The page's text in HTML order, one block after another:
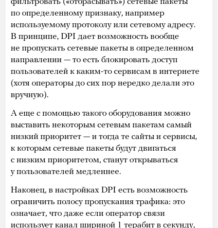
по определенному признаку, например
используемому протоколу или сетевому адресу.
В принципе, DPI дает возможность вообще
не пропускать сетевые пакеты в определенном
направлении — то есть блокировать доступ
пользователей к каким-то сервисам в интернете
(хотя операторы до сих пор нередко делали это
вручную).
А еще с помощью такого оборудования можно
выставить некоторым сетевым пакетам самый
низкий приоритет — и тогда те сайты и сервисы,
к которым сетевые пакеты будут двигаться
с низким приоритетом, станут открываться
у пользователей медленнее.
Наконец, в настройках DPI есть возможность
ограничить полосу пропускания трафика: это
означает, что даже если оператор связи
использует канал шириной 1 терабит в секунду,